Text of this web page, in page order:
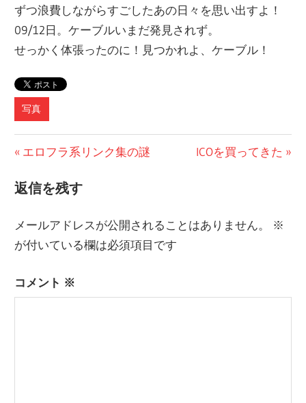
ずつ浪費しながらすごしたあの日々を思い出すよ！
09/12日。ケーブルいまだ発見されず。
せっかく体張ったのに！見つかれよ、ケーブル！
写真
投
稿
ビ
ー
前
記
エロフラ系リンク集の謎
次
ICOを買ってきた
返信を残す
メールアドレスが公開されることはありません。
※
が付いている欄は必須項目です
コメント ※